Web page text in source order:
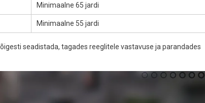
Minimaalne 65 jardi
Minimaalne 55 jardi
seadistada, tagades reeglitele vastavuse ja parandades